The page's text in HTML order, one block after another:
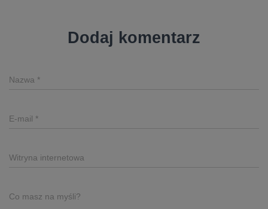
Dodaj komentarz
Nazwa *
E-mail *
Witryna internetowa
Co masz na myśli?